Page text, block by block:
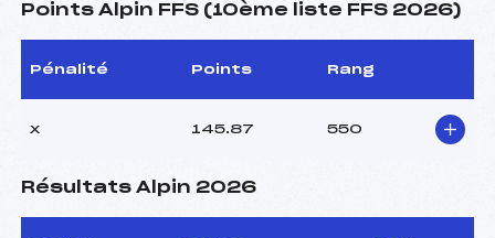
Points Alpin FFS (10ème liste FFS 2026)
Pénalité Points Rang
x 145.87 550
Résultats Alpin 2026